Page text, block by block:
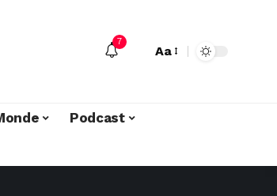
7
Aa
Podcast